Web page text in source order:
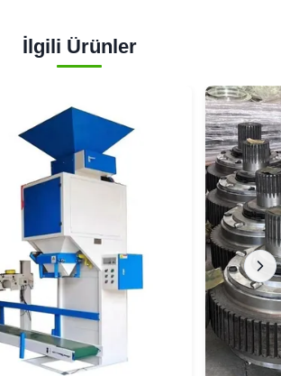
İlgili Ürünler